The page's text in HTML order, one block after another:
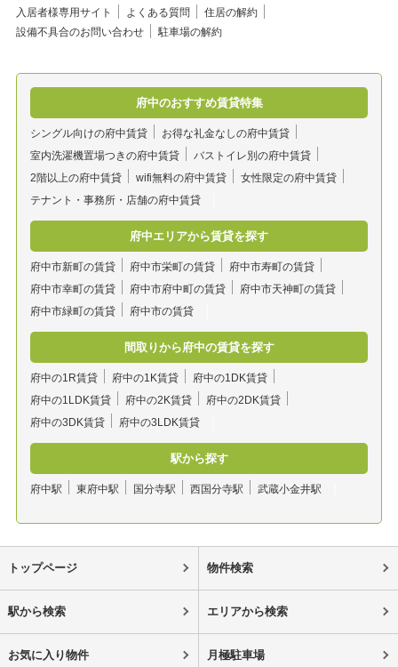
入居者様専用サイト よくある質問
住居の解約
設備不具合のお問い合わせ
駐車場の解約
府中のおすすめ賃貸特集
シングル向けの府中賃貸
お得な礼金なしの府中賃貸
室内洗濯機置場つきの府中賃貸
バストイレ別の府中賃貸
2階以上の府中賃貸
wifi無料の府中賃貸
女性限定の府中賃貸
テナント・事務所・店舗の府中賃貸
府中エリアから賃貸を探す
府中市新町の賃貸 府中市栄町の賃貸
府中市寿町の賃貸
府中市幸町の賃貸
府中市府中町の賃貸
府中市天神町の賃貸
府中市緑町の賃貸
府中市の賃貸
間取りから府中の賃貸を探す
府中の1R賃貸 府中の1K賃貸
府中の1DK賃貸
府中の1LDK賃貸
府中の2K賃貸
府中の2DK賃貸
府中の3DK賃貸
府中の3LDK賃貸
駅から探す
府中駅 東府中駅 国分寺駅 西国分寺駅 武蔵小金井駅
トップページ 物件検索
駅から検索 エリアから検索
お気に入り物件 月極駐車場